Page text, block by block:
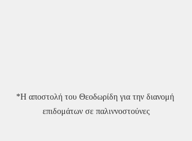
*H αποστολή του Θεοδωρίδη για την διανομή
επιδομάτων σε παλιννοστούνες